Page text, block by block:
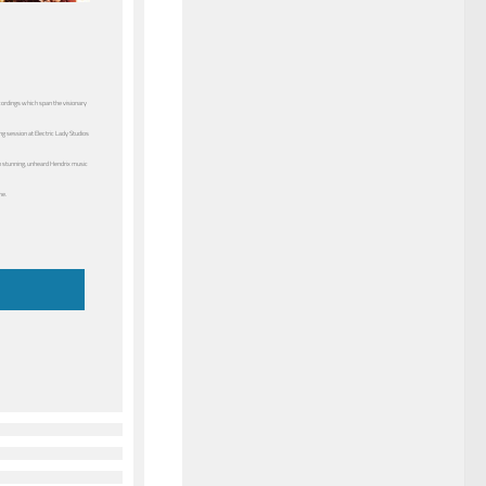
which span the visionary
session at Electric Lady Studios
unheard Hendrix music